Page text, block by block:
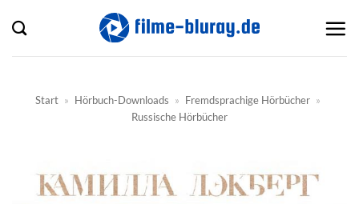
Inhalt
springen
Start » Hörbuch-Downloads » Fremdsprachige Hörbücher »
Russische Hörbücher